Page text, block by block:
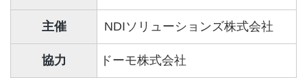
主催 NDIソリューションズ株式会社
協力 ドーモ株式会社